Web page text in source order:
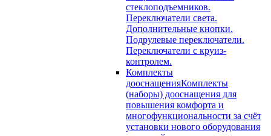
стеклоподъемников.
Переключатели света.
Дополнительные кнопки.
Подрулевые переключатели.
Переключатели с круиз-
контролем.
Комплекты
дооснащенияКомплекты
(наборы) дооснащения для
повышения комфорта и
многофункциональности за счёт
установки нового оборудования